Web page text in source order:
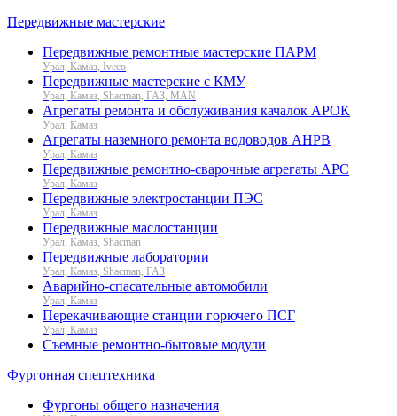
Передвижные мастерские
Передвижные ремонтные мастерские ПАРМ
Урал, Камаз, Iveco
Передвижные мастерские с КМУ
Урал, Камаз, Shacman, ГАЗ, MAN
Агрегаты ремонта и обслуживания качалок АРОК
Урал, Камаз
Агрегаты наземного ремонта водоводов АНРВ
Урал, Камаз
Передвижные ремонтно-сварочные агрегаты АРС
Урал, Камаз
Передвижные электростанции ПЭС
Урал, Камаз
Передвижные маслостанции
Урал, Камаз, Shacman
Передвижные лаборатории
Урал, Камаз, Shacman, ГАЗ
Аварийно-спасательные автомобили
Урал, Камаз
Перекачивающие станции горючего ПСГ
Урал, Камаз
Съемные ремонтно-бытовые модули
Фургонная спецтехника
Фургоны общего назначения